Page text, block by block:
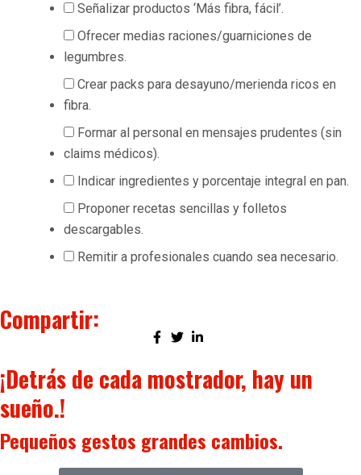
Señalizar productos ‘Más fibra, fácil’.
Ofrecer medias raciones/guarniciones de
legumbres.
Crear packs para desayuno/merienda ricos en
fibra.
Formar al personal en mensajes prudentes (sin
claims médicos).
Indicar ingredientes y porcentaje integral en pan.
Proponer recetas sencillas y folletos
descargables.
Remitir a profesionales cuando sea necesario.
Compartir:
¡Detrás de cada mostrador, hay un
sueño.!
Pequeños gestos grandes cambios.